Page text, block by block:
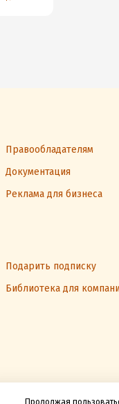
Продолжая
Правообладателям
Документация
Реклама для бизнеса
Подарить подписку
Библиотека для